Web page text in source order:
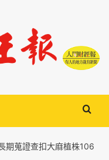
期蒐證查扣大麻植株106